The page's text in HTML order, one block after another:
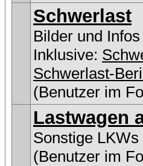
Schwerlast
Bilder und
Inklusive:
Schwerlast-
(Benutzer im
Lastwagen
Sonstige LKWs
(Benutzer im